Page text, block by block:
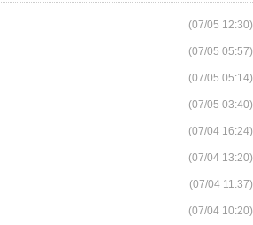
(07/05 12:30)
(07/05 05:57)
(07/05 05:14)
(07/05 03:40)
(07/04 16:24)
(07/04 13:20)
(07/04 11:37)
(07/04 10:20)